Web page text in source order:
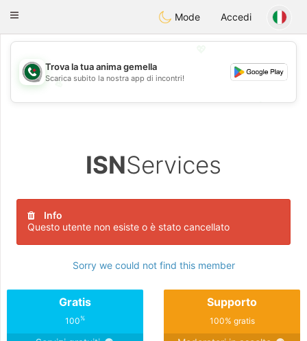
Weshrak
Toggle
Mode Accedi
💖
💕
Trova la tua anima gemella
Scarica subito la nostra app di incontri!
ISNServices
Info
Questo utente non esiste o è stato cancellato
Sorry we could not find this member
Gratis
100%
Supporto
100% gratis